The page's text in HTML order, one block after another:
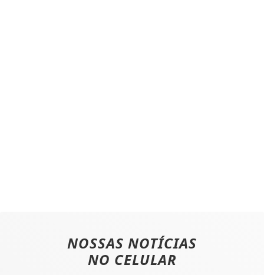
NOSSAS NOTÍCIAS
NO CELULAR